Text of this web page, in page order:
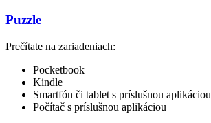
Puzzle
Prečítate na zariadeniach:
Pocketbook
Kindle
Smartfón či tablet s príslušnou aplikáciou
Počítač s príslušnou aplikáciou